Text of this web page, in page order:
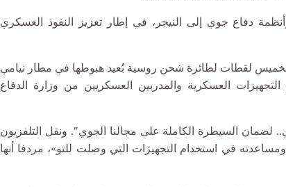
دفاع جوي إلى النيجر، في إطار تعزيز النفوذ العسكري
لقطات لطائرة شحن روسية بُعيد هبوطها في مطار نيامي
العسكرية والمدربين العسكريين من وزارة الدفاع
السيطرة الكاملة على مجالنا الجوي". ونقل التلفزيون
في استخدام التجهيزات التي وصلت للتو»، مردفا أنها